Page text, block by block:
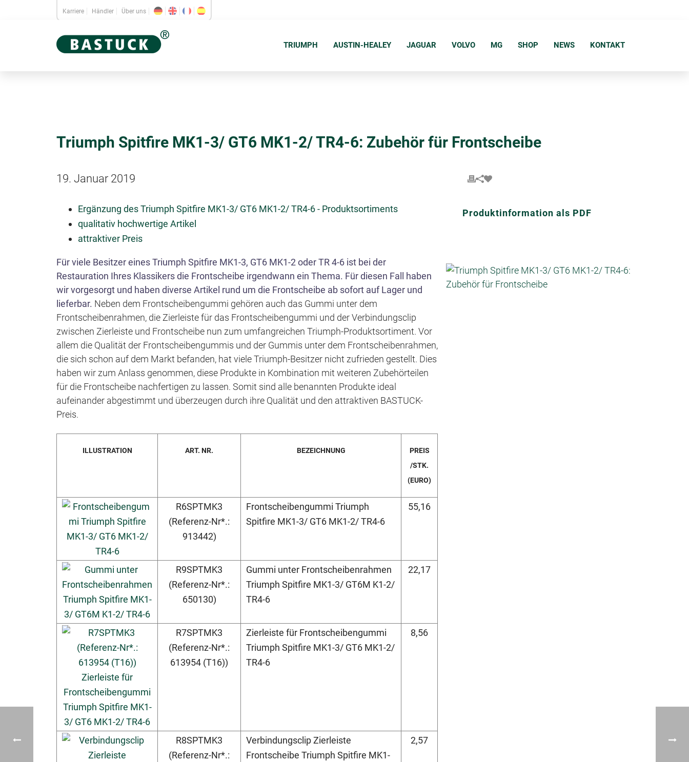
Karriere Händler Über uns
o
e
r
i
n
g
e
TRIUMPH AUSTIN-HEALEY JAGUAR VOLVO MG SHOP NEWS KONTAKT
Triumph Spitfire MK1-3/ GT6 MK1-2/ TR4-6: Zubehör für Frontscheibe
19. Januar 2019
Ergänzung des Triumph Spitfire MK1-3/ GT6 MK1-2/ TR4-6 - Produktsortiments
qualitativ hochwertige Artikel
attraktiver Preis
Für viele Besitzer eines Triumph Spitfire MK1-3, GT6 MK1-2 oder TR 4-6 ist bei der
Restauration Ihres Klassikers die Frontscheibe irgendwann ein Thema. Für diesen Fall haben
wir vorgesorgt und haben diverse Artikel rund um die Frontscheibe ab sofort auf Lager und
lieferbar. Neben dem Frontscheibengummi gehören auch das Gummi unter dem
Frontscheibenrahmen, die Zierleiste für das Frontscheibengummi und der Verbindungsclip
zwischen Zierleiste und Frontscheibe nun zum umfangreichen Triumph-Produktsortiment. Vor
allem die Qualität der Frontscheibengummis und der Gummis unter dem Frontscheibenrahmen,
die sich schon auf dem Markt befanden, hat viele Triumph-Besitzer nicht zufrieden gestellt. Dies
haben wir zum Anlass genommen, diese Produkte in Kombination mit weiteren Zubehörteilen
für die Frontscheibe nachfertigen zu lassen. Somit sind alle benannten Produkte ideal
aufeinander abgestimmt und überzeugen durch ihre Qualität und den attraktiven BASTUCK-
Preis.
ILLUSTRATION ART. NR. BEZEICHNUNG
PREIS
/STK.
(EURO)
R6SPTMK3
(Referenz-Nr*.:
913442)
Frontscheibengummi Triumph
Spitfire MK1-3/ GT6 MK1-2/ TR4-6
55,16
R9SPTMK3
(Referenz-Nr*.:
650130)
Gummi unter Frontscheibenrahmen
Triumph Spitfire MK1-3/ GT6M K1-2/
TR4-6
22,17
R7SPTMK3
(Referenz-Nr*.:
613954 (T16))
Zierleiste für Frontscheibengummi
Triumph Spitfire MK1-3/ GT6 MK1-2/
TR4-6
8,56
R8SPTMK3
(Referenz-Nr*.:
Verbindungsclip Zierleiste
Frontscheibe Triumph Spitfire MK1-
2,57
Produktinformation als PDF